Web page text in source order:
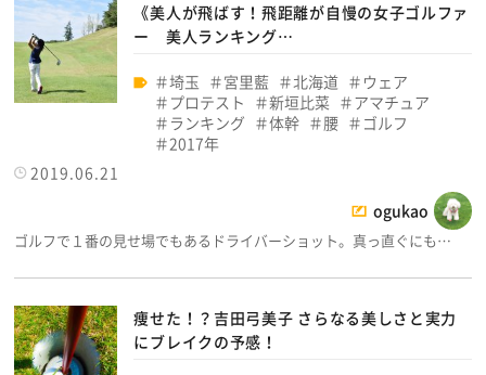
《美人が飛ばす！飛距離が自慢の女子ゴルファ
ー 美人ランキング…
埼玉 宮里藍 北海道
ウェア
プロテスト
新垣比菜
アマチュア
ランキング
体幹 腰
ゴルフ
2017年
2019.06.21
ogukao
ゴルフで１番の見せ場でもあるドライバーショット。真っ直ぐにも…
痩せた！？吉田弓美子 さらなる美しさと実力
にブレイクの予感！